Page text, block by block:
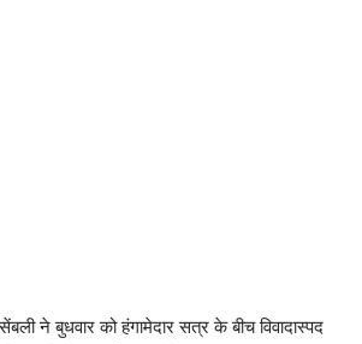
ने बुधवार को हंगामेदार सत्र के बीच विवादास्पद